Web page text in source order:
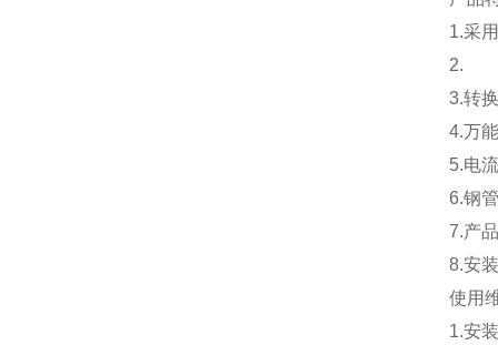
1.采
2.
3.转
4.万
5.电
6.钢
7.产
8.安
使用
1.安